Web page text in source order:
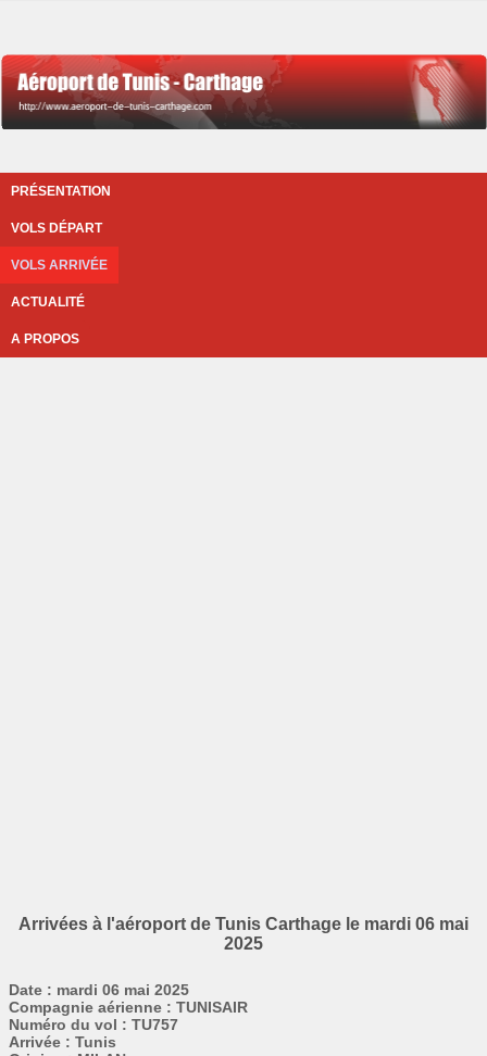
PRÉSENTATION
VOLS DÉPART
VOLS ARRIVÉE
ACTUALITÉ
A PROPOS
Arrivées à l'aéroport de Tunis Carthage le mardi 06 mai
2025
Date : mardi 06 mai 2025
Compagnie aérienne : TUNISAIR
Numéro du vol : TU757
Arrivée : Tunis